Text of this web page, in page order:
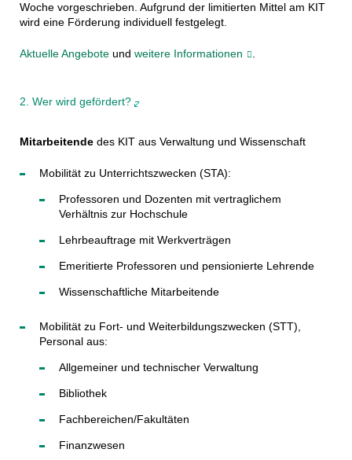
Woche vorgeschrieben. Aufgrund der limitierten Mittel am KIT
wird eine Förderung individuell festgelegt.
Aktuelle Angeboteund weitere Informationen .
2. Wer wird gefördert?
Mitarbeitende des KIT aus Verwaltung und Wissenschaft
Mobilität zu Unterrichtszwecken (STA):
Professoren und Dozenten mit vertraglichem
Verhältnis zur Hochschule
Lehrbeauftrage mit Werkverträgen
Emeritierte Professoren und pensionierte Lehrende
Wissenschaftliche Mitarbeitende
Mobilität zu Fort- und Weiterbildungszwecken (STT),
Personal aus:
Allgemeiner und technischer Verwaltung
Bibliothek
Fachbereichen/Fakultäten
Finanzwesen